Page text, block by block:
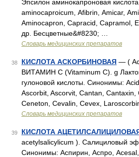
Эпсилон аминокапроновая
аminocaproicum, Аfibrin, Аmicar,
Аminocapron, Сарracid, Сарramol,
др. Бесцветные&#8230; …
Словарь медицинских препаратов
38 КИСЛОТА АСКОРБИНОВАЯ — (
ВИТАМИН С (Vitaminum С). g
гулоновой кислоты. Синонимы:
Ascorbit, Ascorvit, Cantan, Cantaxin,
Ceneton, Cevalin, Cevex,
Словарь медицинских препаратов
39 КИСЛОТА
acetylsalicylicum ). Салициловый
Синонимы: Аспирин, Аспро, Acesal,